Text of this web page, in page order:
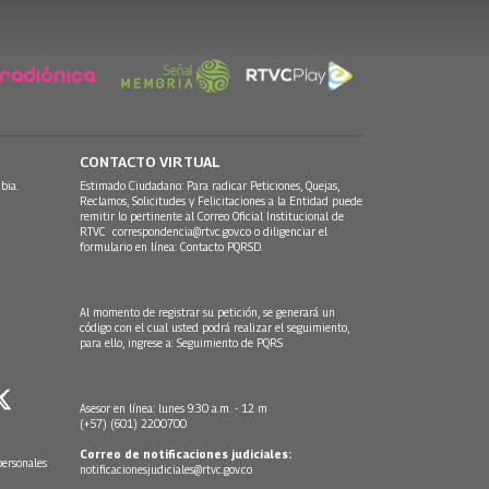
CONTACTO VIRTUAL
Estimado Ciudadano: Para radicar Peticiones, Quejas,
Reclamos, Solicitudes y Felicitaciones a la Entidad puede
remitir lo pertinente al Correo Oficial Institucional de
RTVC correspondencia@rtvc.gov.co o diligenciar el
formulario en línea: Contacto PQRSD.
Al momento de registrar su petición, se generará un
código con el cual usted podrá realizar el seguimiento,
para ello, ingrese a: Seguimiento de PQRS
Asesor en línea: lunes 9:30 a.m. - 12 m
(+57) (601) 2200700
Correo de notificaciones judiciales:
notificacionesjudiciales@rtvc.gov.co